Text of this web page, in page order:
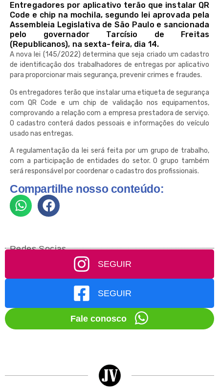
Entregadores por aplicativo terão que instalar QR
Code e chip na mochila, segundo lei aprovada pela
Assembleia Legislativa de São Paulo e sancionada
pelo governador Tarcísio de Freitas
(Republicanos), na sexta-feira, dia 14.
A nova lei (145/2022) determina que seja criado um cadastro
de identificação dos trabalhadores de entregas por aplicativo
para proporcionar mais segurança, prevenircrimes e fraudes.
Os entregadores terão que instalar uma etiqueta de segurança
com QR Code e um chip de validação nos equipamentos,
comprovando a relação com a empresa prestadora de serviço.
O cadastro conterá dados pessoais e informações do veículo
usado nas entregas.
A regulamentação da lei será feita por um grupo de trabalho,
com a participação de entidades do setor. O grupo também
será responsável por coordenar o cadastro dos profissionais.
Compartilhe nosso conteúdo:
Redes Socias
SEGUIR
SEGUIR
Fale conosco